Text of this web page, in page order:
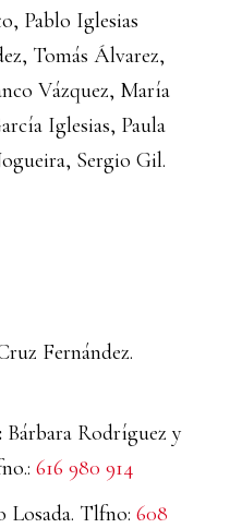
Pablo Iglesias
Tomás Álvarez,
Vázquez, María
Iglesias, Paula
Sergio Gil.
Fernández.
Bárbara Rodríguez y
616 980 914
Losada. Tlfno: 608